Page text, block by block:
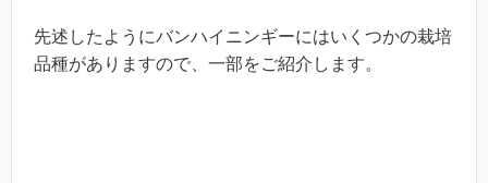
先述したようにバンハイニンギーにはいくつかの栽培
品種がありますので、一部をご紹介します。